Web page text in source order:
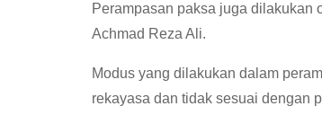
Perampasan paksa juga dilakukan
Achmad Reza Ali.
Modus yang dilakukan dalam
rekayasa dan tidak sesuai dengan